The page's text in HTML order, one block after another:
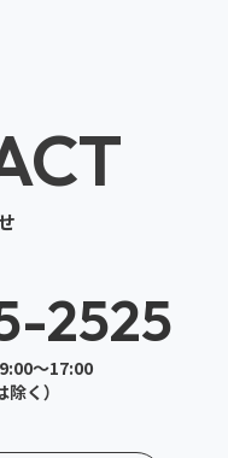
2525
～17:00
く）